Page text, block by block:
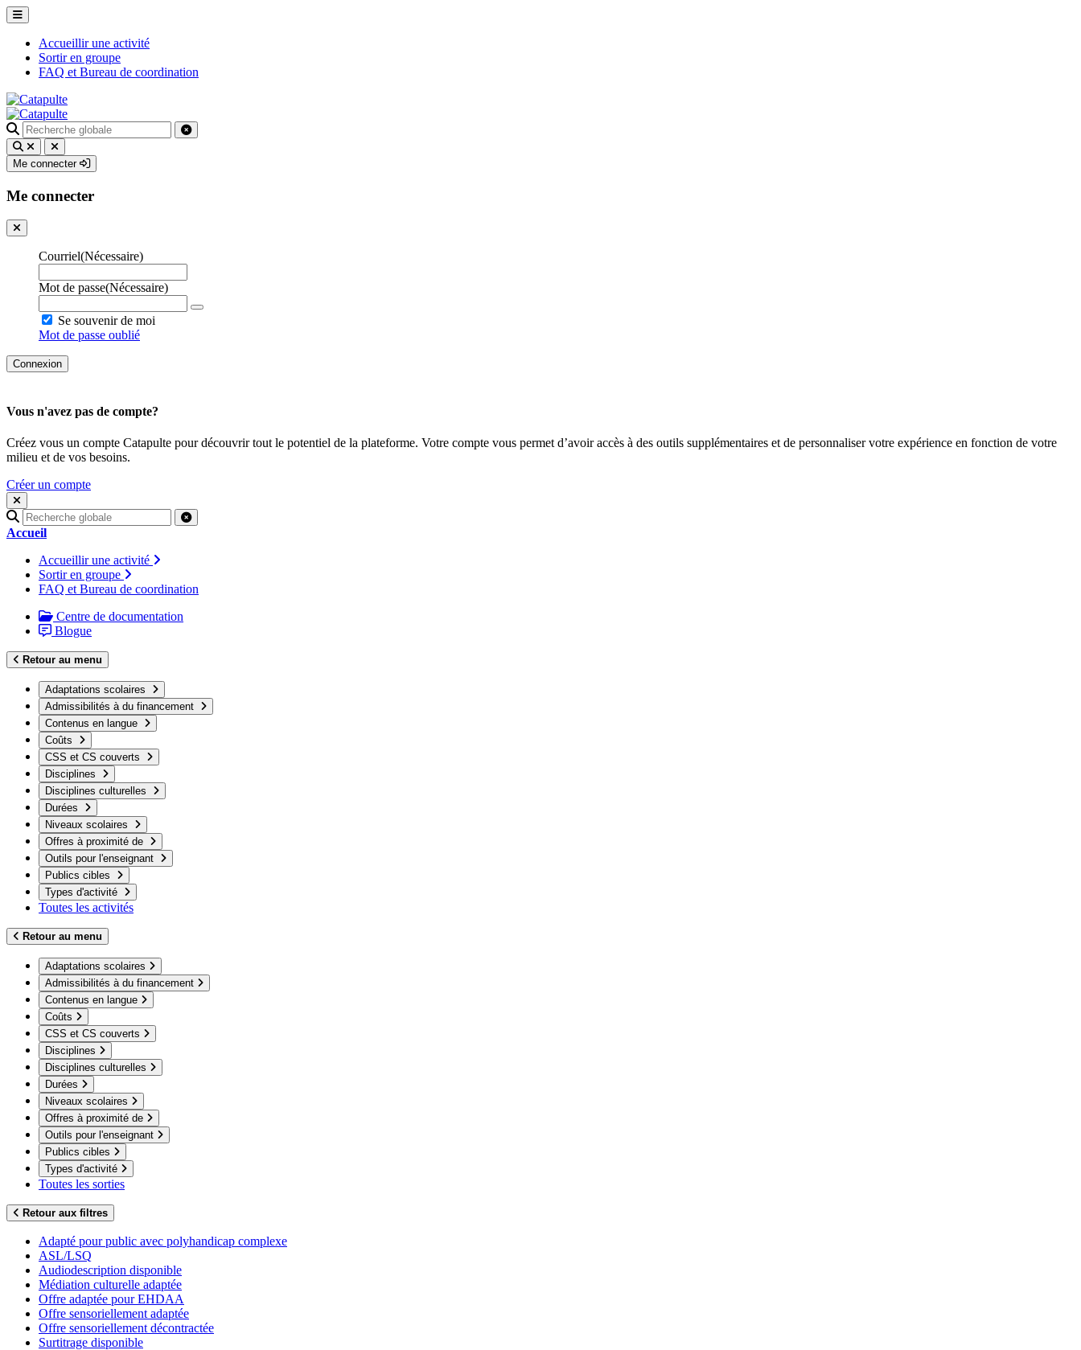
Accueillir une activité
Sortir en groupe
FAQ et Bureau de coordination
Recherche
pour
:
Me connecter
Me connecter
Courriel(Nécessaire)
Mot de passe(Nécessaire)
Se souvenir de moi
Mot de passe oublié
Vous n'avez pas de compte?
Créez vous un compte Catapulte pour découvrir tout le potentiel de la plateforme. Votre compte vous permet d’avoir accès à des outils supplémentaires et de personnaliser votre expérience en fonction de votre
milieu et de vos besoins.
Créer un compte
Recherche
pour
Accueil
Accueillir une activité
Sortir en groupe
FAQ et Bureau de coordination
Centre de documentation
Blogue
Retour au menu
Adaptations scolaires
Admissibilités à du financement
Contenus en langue
Coûts
CSS et CS couverts
Disciplines
Disciplines culturelles
Durées
Niveaux scolaires
Offres à proximité de
Outils pour l'enseignant
Publics cibles
Types d'activité
Toutes les activités
Retour au menu
Adaptations scolaires
Admissibilités à du financement
Contenus en langue
Coûts
CSS et CS couverts
Disciplines
Disciplines culturelles
Durées
Niveaux scolaires
Offres à proximité de
Outils pour l'enseignant
Publics cibles
Types d'activité
Toutes les sorties
Retour aux filtres
Adapté pour public avec polyhandicap complexe
ASL/LSQ
Audiodescription disponible
Médiation culturelle adaptée
Offre adaptée pour EHDAA
Offre sensoriellement adaptée
Offre sensoriellement décontractée
Surtitrage disponible